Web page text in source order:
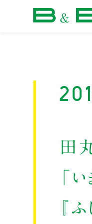
田
「
『